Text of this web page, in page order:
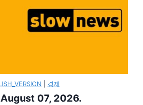
경제
07, 2026.